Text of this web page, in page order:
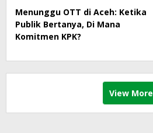
Menunggu OTT di Aceh: Ketika
Publik Bertanya, Di Mana
Komitmen KPK?
View More